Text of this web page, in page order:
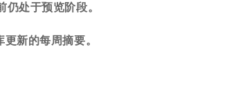
处于预览阶段。
新的每周摘要。